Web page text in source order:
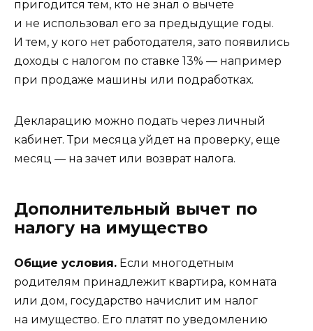
пригодится тем, кто не знал о вычете
и не использовал его за предыдущие годы.
И тем, у кого нет работодателя, зато появились
доходы с налогом по ставке 13% — например
при продаже машины или подработках.
Декларацию можно подать через личный
кабинет. Три месяца уйдет на проверку, еще
месяц — на зачет или возврат налога.
Дополнительный вычет по
налогу на имущество
Общие условия. Если многодетным
родителям принадлежит квартира, комната
или дом, государство начислит им налог
на имущество. Его платят по уведомлению